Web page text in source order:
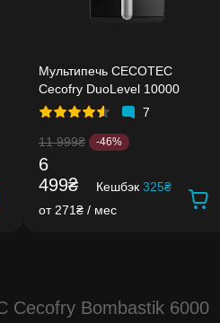
Мультипечь CECOTEC
Cecofry DuoLevel 10000
7
11 999₴ -46%
6
499₴
Кешбэк 325₴
от 271₴ / мес
Cecofry Bombastik 6000